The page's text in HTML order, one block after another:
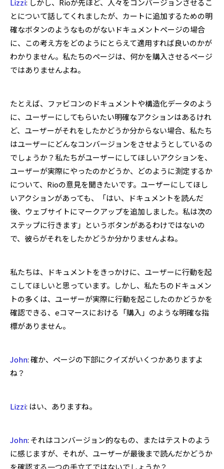
Lizzi: しかし、Rioが先ほど、人々をコンバージョンさせるこ
とについて話してくれましたが、カートに追加するための明
確なボタンのようなものがないドキュメントページの場合
に、この考え方をどのようにとらえて適用すれば良いのかが
わかりません。私たちのページは、何かを購入させるページ
ではありませんよね。
たとえば、ファビコンのドキュメントや構造化データのよう
に、ユーザーにしてもらいたい明確なアクションはあるけれ
ど、ユーザーがそれをしたかどうか分からない場合、私たち
はユーザーにどんなコンバージョンをさせようとしているの
でしょうか？私たちがユーザーにしてほしいアクションを、
ユーザーが実際にやったのかどうか、どのように測定するか
について、Rioの意見を聞きたいです。ユーザーにしてほし
いアクションがあっても、「はい、ドキュメントを読んだ
後、ウェブサイトにマークアップを追加しました。私は次の
ステップに行きます」というボタンがあるわけではないの
で、彼らがそれをしたかどうか分かりませんよね。
私たちは、ドキュメントをきっかけに、ユーザーに行動を起
こしてほしいと思っています。しかし、私たちのドキュメン
トの多くは、ユーザーが実際に行動を起こしたのかどうかを
確認できる、eコマースにおける「購入」のような明確な指
標がありません。
John: 確か、ページの下部にクイズがいくつかありますよ
ね？
Lizzi: はい、ありますね。
John: それはコンバージョン的なもの、またはテストのよう
に感じますが、それが、ユーザーが最後まで読んだかどうか
を確認する一つの手立てではないでしょうか？